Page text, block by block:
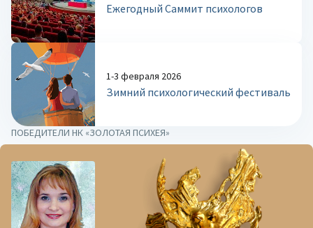
Ежегодный Саммит психологов
1-3 февраля 2026
Зимний психологический фестиваль
ПОБЕДИТЕЛИ НК «ЗОЛОТАЯ ПСИХЕЯ»